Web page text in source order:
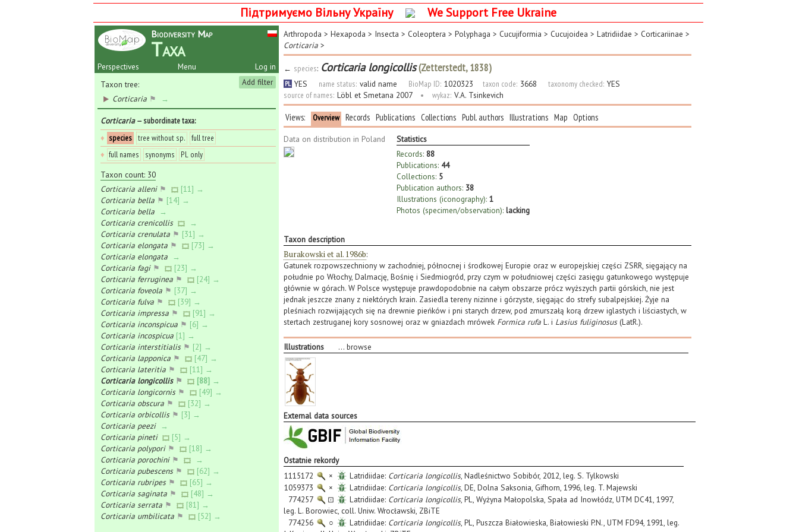
Підтримуємо Вільну Україну We Support Free Ukraine
Biodiversity Map
Taxa
Perspectives Log in
Menu
Add filter
Taxon tree:
Corticaria ⚑ →
Corticaria— subordinate taxa:
♦ species tree without sp.
full tree
♦ full names synonyms
PL only
Taxon count: 30
Corticaria alleni⚑
[11] →
Corticaria bella ⚑ [14] →
Corticaria bella →
Corticaria crenicollis
→
Corticaria crenulata ⚑ [31] →
Corticaria elongata ⚑
[73] →
Corticaria elongata →
Corticaria fagi⚑
[23] →
Corticaria ferruginea ⚑
[24] →
Corticaria foveola ⚑ [37] →
Corticaria fulva ⚑
[39] →
Corticaria impressa ⚑
[91] →
Corticaria inconspicua ⚑ [6] →
Corticaria incospicua [1] →
Corticaria interstitialis⚑ [2] →
Corticaria lapponica ⚑
[47] →
Corticaria lateritia ⚑
[11] →
Corticaria longicollis⚑
[88] →
Corticaria longicornis⚑
[49] →
Corticaria obscura ⚑
[32] →
Corticaria orbicollis⚑ [3] →
Corticaria peezi →
Corticaria pineti
[5] →
Corticaria polypori⚑
[18] →
Corticaria porochini⚑
→
Corticaria pubescens⚑
[62] →
Corticaria rubripes⚑
[65] →
Corticaria saginata ⚑
[48] →
Corticaria serrata ⚑
[81] →
Corticaria umbilicata ⚑ [52] →
Arthropoda > Hexapoda > Insecta > Coleoptera > Polyphaga > Cucujiformia > Cucujoidea > Latridiidae > Corticariinae >
Corticaria >
← species: Corticaria longicollis(Zetterstedt, 1838)
PL YES name status: valid name BioMap ID: 1020323 taxon code: 3668 taxonomy checked: YES
source of names: Löbl et Smetana 2007 • wykaz: V.A. Tsinkevich
Views: Overview Records Publications Collections Publ. authors Illustrations Map Options
Data on distribution in Poland
Statistics
Records: 88
Publications: 44
Collections: 5
Publication authors: 38
Illustrations (iconography): 1
Photos (specimen/observation): lacking
Taxon description
Burakowski et al. 1986b:
Gatunek rozpowszechniony w zachodniej, północnej i środkowej Europie oraz w europejskiej części ZSRR, sięgający na
południe po Włochy, Dalmację, Bośnię i Siedmiogród, przy czym w południowej części zasięgu gatunkowego występuje
głównie w górach. W Polsce występuje prawdopodobnie na całym obszarze prócz wyższych partii górskich, nie jest
jednak jeszcze znany z niektórych krain. Zasiedla tereny nizinne i górzyste, sięgając do strefy subalpejskiej. Żyje na
pleśniach rozwijających się na drewnie pieńków i pni starych drzew, pod zmurszałą korą drzew iglastych i liściastych, w
stertach zestruganej kory sosnowej oraz w gniazdach mrówek Formica rufa L. i Lasius fuliginosus(LatR.).
Illustrations ... browse
External data sources
Ostatnie rekordy
1115172
× Latridiidae: Corticaria longicollis, Nadleśnictwo Sobibór, 2012, leg. S. Tylkowski
1059373
× Latridiidae: Corticaria longicollis, DE, Dolna Saksonia, Gifhorn, 1996, leg. T. Majewski
774257
⊡ Latridiidae: Corticaria longicollis, PL, Wyżyna Małopolska, Spała ad Inowłódz, UTM DC41, 1997,
leg. L. Borowiec, coll. Uniw. Wrocławski, ZBiTE
774256
○ Latridiidae: Corticaria longicollis, PL, Puszcza Białowieska, Białowieski P.N., UTM FD94, 1991, leg.